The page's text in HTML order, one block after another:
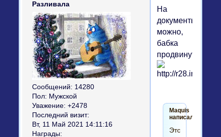
Разливала
Сообщений: 14280
Пол: Мужской
Уважение: +2478
Последний визит:
Вт, 11 Май 2021 14:11:16
Награды:
На
документы
можно,
бабка
продвинутая
Maquis
написал(а):
Это